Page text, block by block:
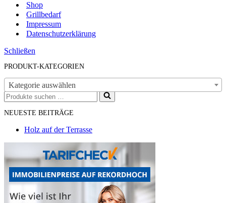
Shop
Grillbedarf
Impressum
Datenschutzerklärung
Schließen
PRODUKT-KATEGORIEN
Kategorie auswählen
Suchen
nach …
NEUESTE BEITRÄGE
Holz auf der Terrasse